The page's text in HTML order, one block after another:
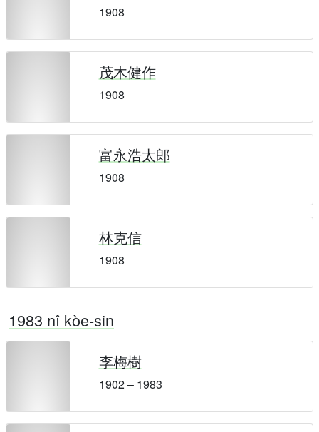
1908
茂木健作
1908
富永浩太郎
1908
林克信
1908
1983 nî kòe-sin
李梅樹
1902 – 1983